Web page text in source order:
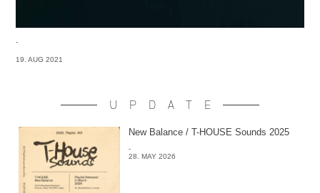
-
19. AUG 2021
UPDATE
New Balance / T-HOUSE Sounds 2025
-
28. MAY 2026